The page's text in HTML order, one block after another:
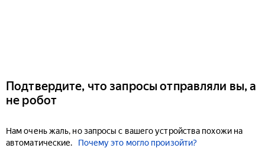
Подтвердите, что запросы отправляли вы, а
не робот
Нам очень жаль, но запросы с вашего устройства похожи на
автоматические.
Почему это могло произойти?